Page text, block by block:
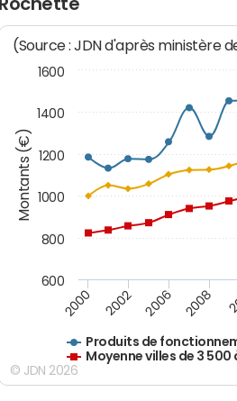
Rochette
Montants (€)
(Source : JDN d'après ministère
Produits de
Moyenne villes de 3
2000 2002 2006 2008
600
800
1000
1200
1400
1600
© JDN 2026